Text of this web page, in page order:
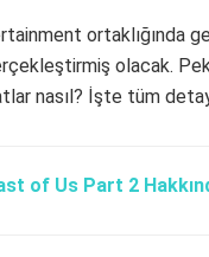
ortaklığında
olacak.
nasıl? İşte tüm
of Us Part 2